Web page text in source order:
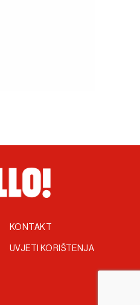
KONTAKT
UVJETI KORIŠTENJA